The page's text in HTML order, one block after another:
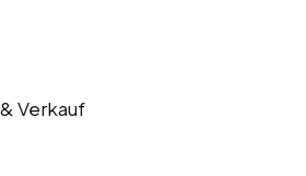
Verkauf